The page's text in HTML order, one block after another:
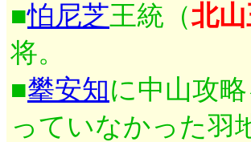
■怕尼芝王統（北
将。
■攀安知に中山攻
っていなかった羽